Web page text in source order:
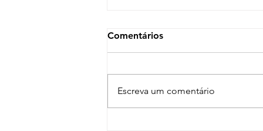
Comentários
Escreva um comentário